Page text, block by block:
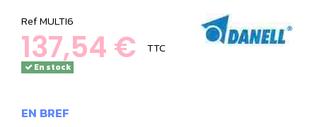
RefMULTI6
137,54 € TTC
En stock
EN BREF